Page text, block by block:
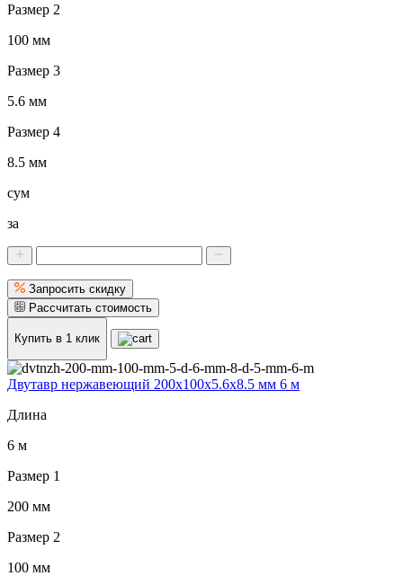
Размер 2
100 мм
Размер 3
5.6 мм
Размер 4
8.5 мм
сум
за
Запросить скидку
Рассчитать стоимость
Купить в 1 клик
Двутавр нержавеющий 200x100x5.6x8.5 мм 6 м
Длина
6 м
Размер 1
200 мм
Размер 2
100 мм